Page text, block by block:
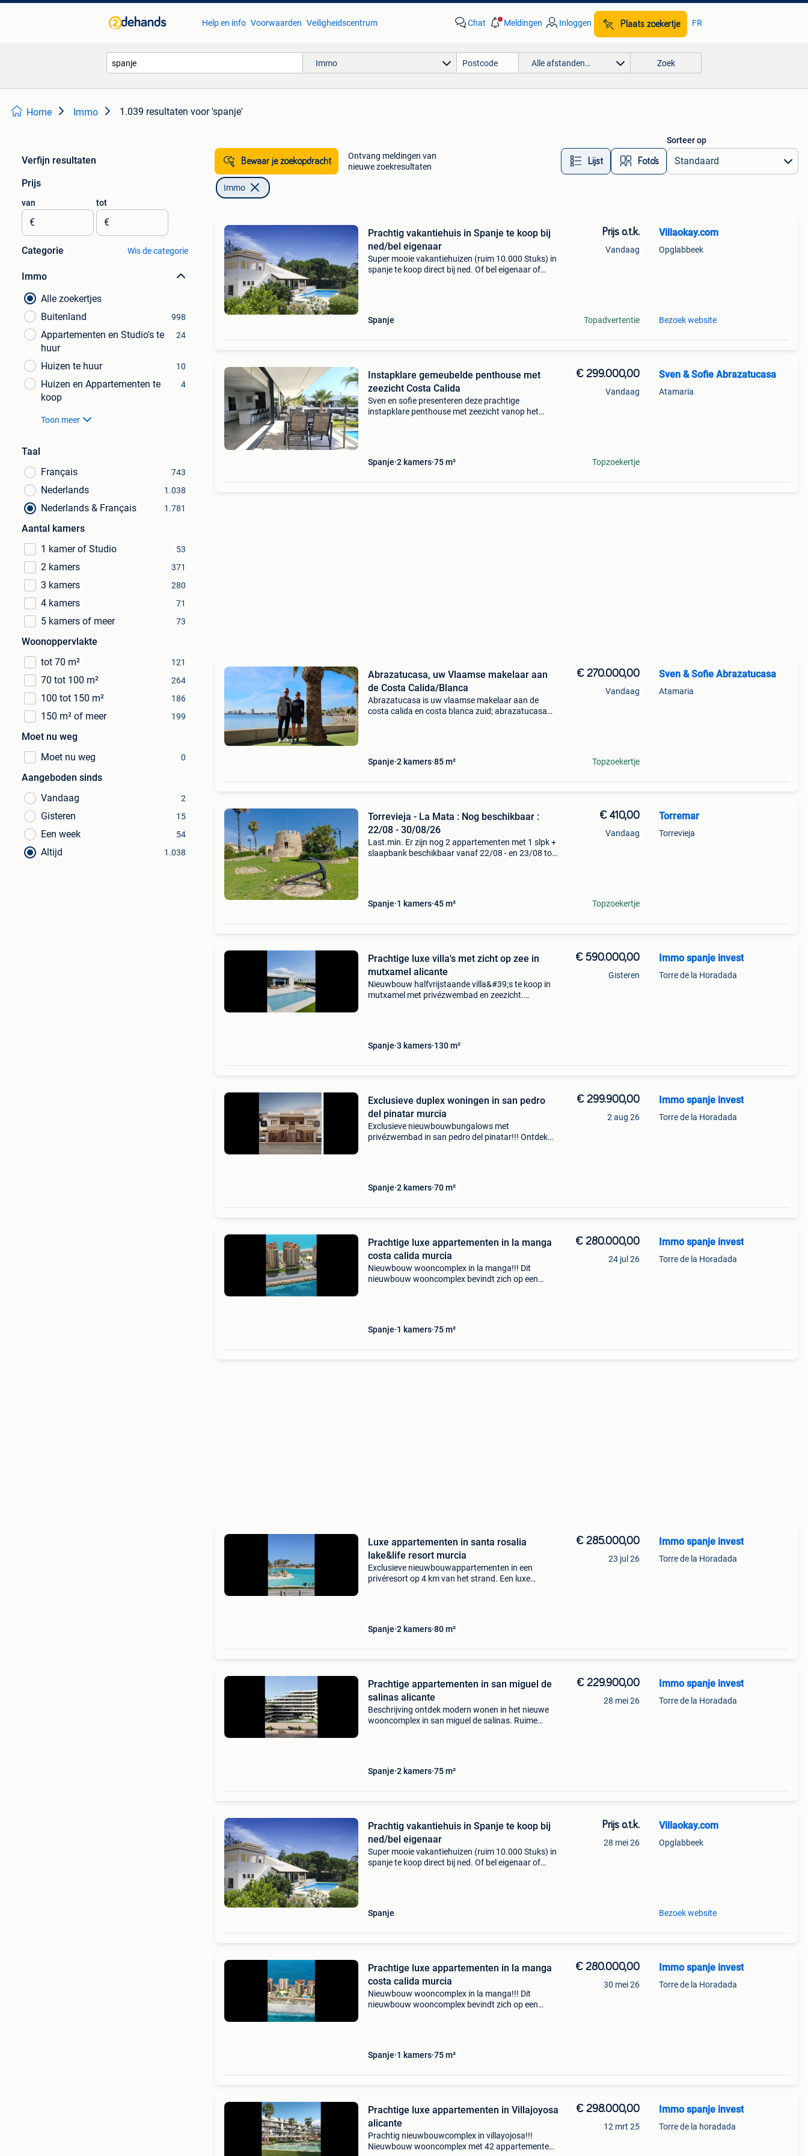
Help en info Voorwaarden Veiligheidscentrum Chat Meldingen Inloggen Plaats zoekertje FR
Immo Alle afstanden… Zoek
Home Immo 1.039 resultaten voor 'spanje'
Verfijn resultaten
Prijs
van
€
tot
€
Categorie Wis de categorie
Immo
Alle zoekertjes
Buitenland
998
Appartementen en Studio's te
huur
24
Huizen te huur 10
Huizen en Appartementen te
koop
4
Toon meer
Taal
Français
743
Nederlands 1.038
Nederlands & Français 1.781
Aantal kamers
1 kamer of Studio
53
2 kamers 371
3 kamers 280
4 kamers 71
5 kamers of meer 73
Woonoppervlakte
tot 70 m²
121
70 tot 100 m² 264
100 tot 150 m² 186
150 m² of meer 199
Moet nu weg
Moet nu weg
0
Aangeboden sinds
Vandaag
2
Gisteren 15
Een week 54
Altijd 1.038
Bewaar je zoekopdracht
Ontvang meldingen van
nieuwe zoekresultaten
Lijst Foto’s
Sorteer op
Immo
Prachtig vakantiehuis in Spanje te koop bij
ned/bel eigenaar
Super mooie vakantiehuizen (ruim 10.000 Stuks) in
spanje te koop direct bij ned. Of bel eigenaar of
Spanje
Prijs o.t.k.
Vandaag
Topadvertentie
Villaokay.com
Opglabbeek
Bezoek website
Instapklare gemeubelde penthouse met
zeezicht Costa Calida
Sven en sofie presenteren deze prachtige
instapklare penthouse met zeezicht vanop het
Spanje 2 kamers 75 m²
€ 299.000,00
Vandaag
Topzoekertje
Sven & Sofie Abrazatucasa
Atamaria
Abrazatucasa, uw Vlaamse makelaar aan
de Costa Calida/Blanca
Abrazatucasa is uw vlaamse makelaar aan de
costa calida en costa blanca zuid; abrazatucasa
Spanje 2 kamers 85 m²
€ 270.000,00
Vandaag
Topzoekertje
Sven & Sofie Abrazatucasa
Atamaria
Torrevieja - La Mata : Nog beschikbaar :
22/08 - 30/08/26
Last.min. Er zijn nog 2 appartementen met 1 slpk +
slaapbank beschikbaar vanaf 22/08 - en 23/08 tot
Spanje 1 kamers 45 m²
€ 410,00
Vandaag
Topzoekertje
Torremar
Torrevieja
Prachtige luxe villa's met zicht op zee in
mutxamel alicante
Nieuwbouw halfvrijstaande villa&#39;s te koop in
mutxamel met privézwembad en zeezicht.
Spanje 3 kamers 130 m²
€ 590.000,00
Gisteren
Immo spanje invest
Torre de la Horadada
Exclusieve duplex woningen in san pedro
del pinatar murcia
Exclusieve nieuwbouwbungalows met
privézwembad in san pedro del pinatar!!! Ontdek
Spanje 2 kamers 70 m²
€ 299.900,00
2 aug 26
Immo spanje invest
Torre de la Horadada
Prachtige luxe appartementen in la manga
costa calida murcia
Nieuwbouw wooncomplex in la manga!!! Dit
nieuwbouw wooncomplex bevindt zich op een
Spanje 1 kamers 75 m²
€ 280.000,00
24 jul 26
Immo spanje invest
Torre de la Horadada
Luxe appartementen in santa rosalia
lake&life resort murcia
Exclusieve nieuwbouwappartementen in een
privéresort op 4 km van het strand. Een luxe
Spanje 2 kamers 80 m²
€ 285.000,00
23 jul 26
Immo spanje invest
Torre de la Horadada
Prachtige appartementen in san miguel de
salinas alicante
Beschrijving ontdek modern wonen in het nieuwe
wooncomplex in san miguel de salinas. Ruime
Spanje 2 kamers 75 m²
€ 229.900,00
28 mei 26
Immo spanje invest
Torre de la Horadada
Prachtig vakantiehuis in Spanje te koop bij
ned/bel eigenaar
Super mooie vakantiehuizen (ruim 10.000 Stuks) in
spanje te koop direct bij ned. Of bel eigenaar of
Spanje
Prijs o.t.k.
28 mei 26
Villaokay.com
Opglabbeek
Bezoek website
Prachtige luxe appartementen in la manga
costa calida murcia
Nieuwbouw wooncomplex in la manga!!! Dit
nieuwbouw wooncomplex bevindt zich op een
Spanje 1 kamers 75 m²
€ 280.000,00
30 mei 26
Immo spanje invest
Torre de la Horadada
Prachtige luxe appartementen in Villajoyosa
alicante
Prachtig nieuwbouwcomplex in villayojosa!!!
Nieuwbouw wooncomplex met 42 appartementen
€ 298.000,00
12 mrt 25
Immo spanje invest
Torre de la horadada